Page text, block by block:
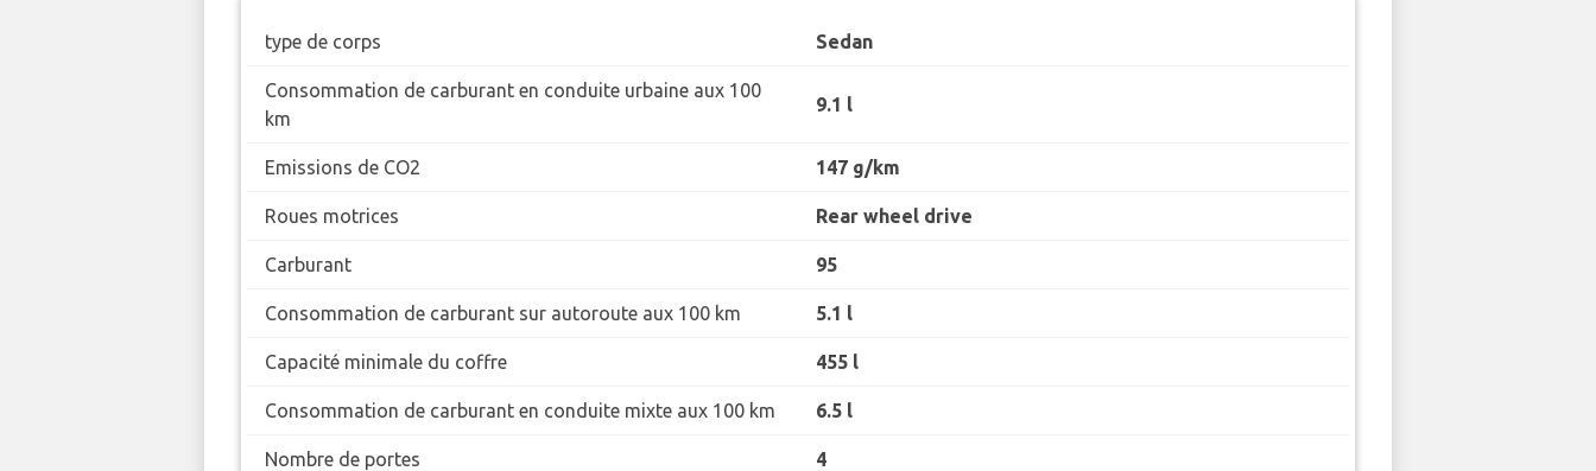
type de corps Sedan
Consommation de carburant en conduite urbaine aux 100
km
9.1 l
Emissions de CO2 147 g/km
Roues motrices Rear wheel drive
Carburant 95
Consommation de carburant sur autoroute aux 100 km 5.1 l
Capacité minimale du coffre 455 l
Consommation de carburant en conduite mixte aux 100 km 6.5 l
Nombre de portes 4